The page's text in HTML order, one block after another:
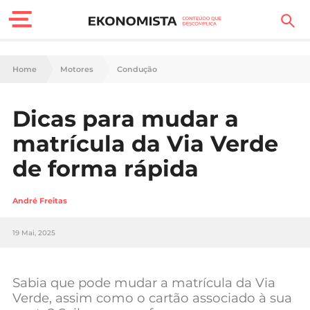
Finanças Pessoais
Carreira
Casa
Lifestyle
Sociedade
Negócios
Home Motores Condução
Dicas para mudar a
matrícula da Via Verde
de forma rápida
André Freitas
19 Mai, 2025
Sabia que pode mudar a matrícula da Via
Verde, assim como o cartão associado à sua